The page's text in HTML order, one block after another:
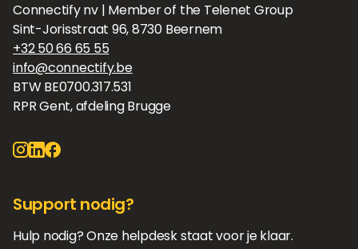
Connectify nv | Member of the Telenet Group
Sint-Jorisstraat 96, 8730 Beernem
+32 50 66 65 55
info@connectify.be
BTW BE0700.317.531
RPR Gent, afdeling Brugge
Support nodig?
Hulp nodig? Onze helpdesk staat voor je klaar.